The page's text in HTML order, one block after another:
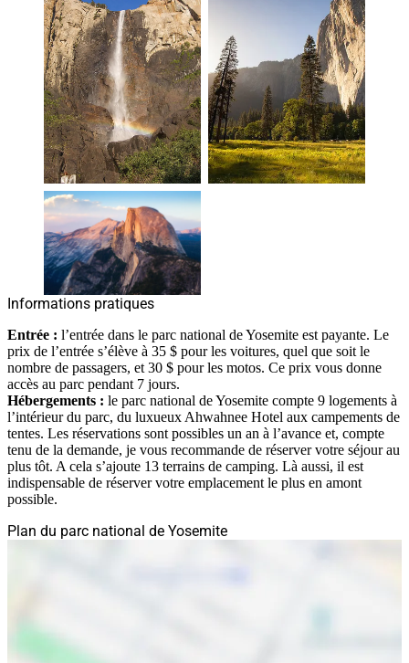
Informations pratiques
Entrée : l’entrée dans le parc national de Yosemite est payante. Le
prix de l’entrée s’élève à 35 $ pour les voitures, quel que soit le
nombre de passagers, et 30 $ pour les motos. Ce prix vous donne
accès au parc pendant 7 jours.
Hébergements : le parc national de Yosemite compte 9 logements à
l’intérieur du parc, du luxueux Ahwahnee Hotel aux campements de
tentes. Les réservations sont possibles un an à l’avance et, compte
tenu de la demande, je vous recommande de réserver votre séjour au
plus tôt. A cela s’ajoute 13 terrains de camping. Là aussi, il est
indispensable de réserver votre emplacement le plus en amont
possible.
Plan du parc national de Yosemite